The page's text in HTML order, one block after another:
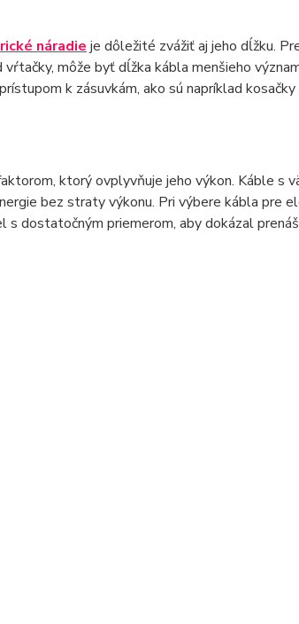
náradie je dôležité zvážiť aj jeho dĺžku.
môže byť dĺžka kábla menšieho
k zásuvkám, ako sú napríklad
ktorý ovplyvňuje jeho výkon. Káble s
bez straty výkonu. Pri výbere kábla pre
s dostatočným priemerom, aby dokázal